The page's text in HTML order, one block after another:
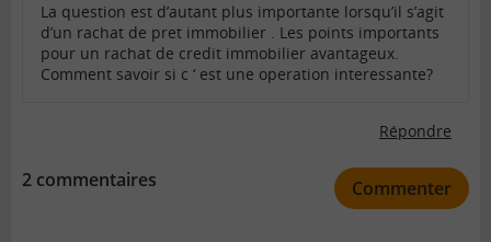
La question est d’autant plus importante lorsqu’il s’agit
d’un rachat de pret immobilier . Les points importants
pour un rachat de credit immobilier avantageux.
Comment savoir si c ‘ est une operation interessante?
Répondre
2 commentaires Commenter